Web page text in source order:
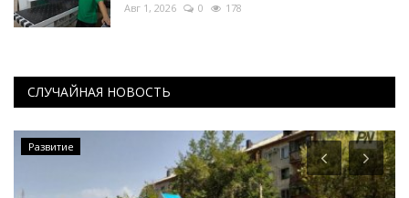
Авг 1, 2026 0 178
СЛУЧАЙНАЯ НОВОСТЬ
Развитие